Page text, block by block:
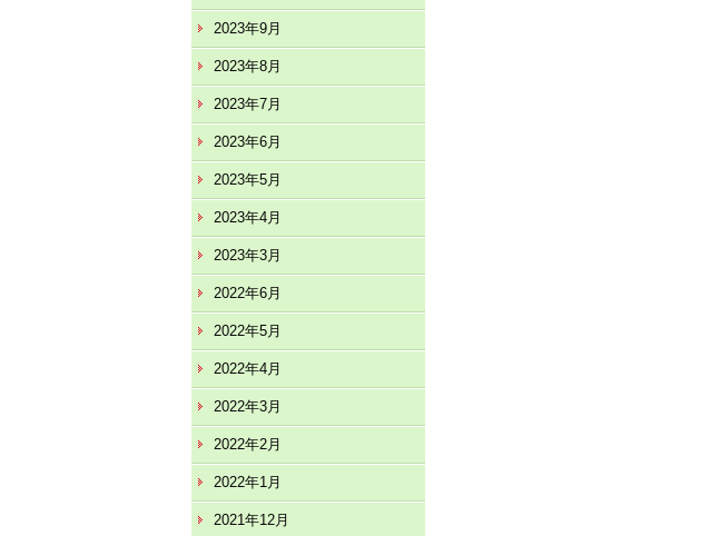
2023年9月
2023年8月
2023年7月
2023年6月
2023年5月
2023年4月
2023年3月
2022年6月
2022年5月
2022年4月
2022年3月
2022年2月
2022年1月
2021年12月